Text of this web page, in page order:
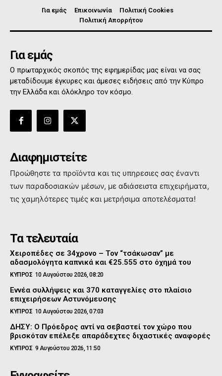
Για εμάς Επικοινωνία
Πολιτική Cookies
Πολιτική Απορρήτου
Για εμάς
Ο πρωταρχικός σκοπός της εφημερίδας μας είναι να σας
μεταδίδουμε έγκυρες και άμεσες ειδήσεις από την Κύπρο
την Ελλάδα και όλόκληρο τον κόσμο.
Διαφημιστείτε
Προώθηστε τα προϊόντα και τις υπηρεσιες σας έναντι
των παραδοσιακών μέσων, με αδιάσειστα επιχειρήματα,
τις χαμηλότερες τιμές και μετρήσιμα αποτελέσματα!
Τα τελευταία
Χειροπέδες σε 34χρονο – Τον “τσάκωσαν” με
αδασμολόγητα καπνικά και €25.555 στο όχημά του
ΚΥΠΡΟΣ 10 Αυγούστου 2026, 08:20
Εννέα συλλήψεις και 370 καταγγελίες στο πλαίσιο
επιχειρήσεων Αστυνόμευσης
ΚΥΠΡΟΣ 10 Αυγούστου 2026, 07:03
ΔΗΣΥ: Ο Πρόεδρος αντί να σεβαστεί τον χώρο που
βρισκόταν επέλεξε απαράδεχτες διχαστικές αναφορές
ΚΥΠΡΟΣ 9 Αυγούστου 2026, 11:50